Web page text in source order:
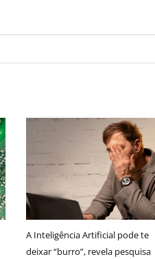
A Inteligência Artificial pode te
deixar “burro”, revela pesquisa